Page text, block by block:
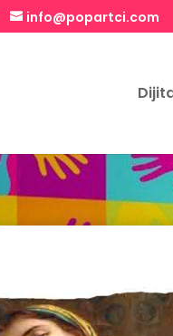
info@popartci.com